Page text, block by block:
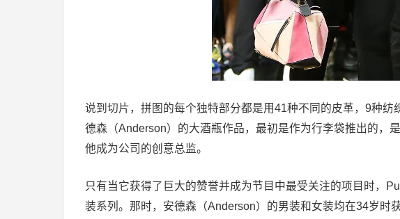
说到切片，拼图的每个独特部分都是用41种不同的皮革，9种
德森（Anderson）的大酒瓶作品，最初是作为行李袋推出的，
他成为公司的创意总监。
只有当它获得了巨大的赞誉并成为节目中最受关注的项目时，
装系列。那时，安德森（Anderson）的男装和女装均在34岁时